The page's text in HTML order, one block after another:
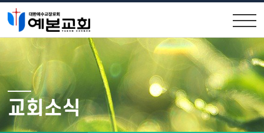
교회안내
원로목사인사
위임목사소개
교회소식
공지사항
교우소식
교회소식